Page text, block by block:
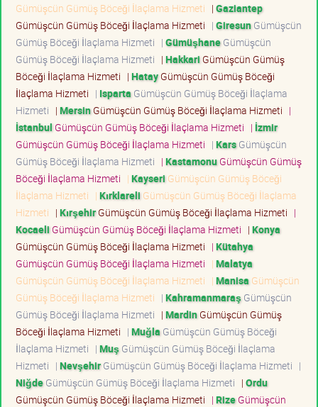
Gümüşcün Gümüş Böceği İlaçlama Hizmeti | Gaziantep
Gümüşcün Gümüş Böceği İlaçlama Hizmeti | GiresunGümüşcün
Gümüş Böceği İlaçlama Hizmeti | GümüşhaneGümüşcün
Gümüş Böceği İlaçlama Hizmeti | Hakkari Gümüşcün Gümüş
Böceği İlaçlama Hizmeti | HatayGümüşcün Gümüş Böceği
İlaçlama Hizmeti | Isparta Gümüşcün Gümüş Böceği İlaçlama
Hizmeti | MersinGümüşcün Gümüş Böceği İlaçlama Hizmeti |
İstanbul Gümüşcün Gümüş Böceği İlaçlama Hizmeti | İzmir
Gümüşcün Gümüş Böceği İlaçlama Hizmeti | KarsGümüşcün
Gümüş Böceği İlaçlama Hizmeti | KastamonuGümüşcün Gümüş
Böceği İlaçlama Hizmeti | Kayseri Gümüşcün Gümüş Böceği
İlaçlama Hizmeti | Kırklareli Gümüşcün Gümüş Böceği İlaçlama
Hizmeti | KırşehirGümüşcün Gümüş Böceği İlaçlama Hizmeti |
Kocaeli Gümüşcün Gümüş Böceği İlaçlama Hizmeti | Konya
Gümüşcün Gümüş Böceği İlaçlama Hizmeti | Kütahya
Gümüşcün Gümüş Böceği İlaçlama Hizmeti | Malatya
Gümüşcün Gümüş Böceği İlaçlama Hizmeti | Manisa Gümüşcün
Gümüş Böceği İlaçlama Hizmeti | Kahramanmaraş Gümüşcün
Gümüş Böceği İlaçlama Hizmeti | MardinGümüşcün Gümüş
Böceği İlaçlama Hizmeti | Muğla Gümüşcün Gümüş Böceği
İlaçlama Hizmeti | Muş Gümüşcün Gümüş Böceği İlaçlama
Hizmeti | NevşehirGümüşcün Gümüş Böceği İlaçlama Hizmeti |
NiğdeGümüşcün Gümüş Böceği İlaçlama Hizmeti | Ordu
Gümüşcün Gümüş Böceği İlaçlama Hizmeti | RizeGümüşcün